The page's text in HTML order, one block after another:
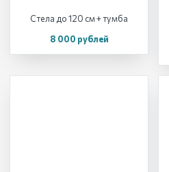
Стела до 120 см + тумба
8 000 рублей